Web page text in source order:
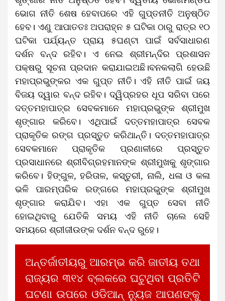
ଭୋଗ ନୀତି ଶେଷ ହେବାପରେ ଏହି ଗୁପ୍ତନୀତି ଅନୁଷ୍ଠିତ
ହେବ। ଏଣୁ ଆପାତତଃ ଅପରାହ୍ନ ୫ ଘଟିକା ଠାରୁ ରାତ୍ର ୧୦
ଘଟିକା ପର୍ଯ୍ୟନ୍ତ ପ୍ରାୟ ୫ଘଣ୍ଟା ପାଇଁ ସର୍ବସାଧାରଣ
ଦର୍ଶନ ବନ୍ଦ ରହିବ। ଏ ନେଇ ଶ୍ରୀମନ୍ଦିର ପ୍ରଶାସନ
ପକ୍ଷରୁ ସୂଚନା ପ୍ରଦାନ କରାଯାଇଅଛି।ବନକଲାଗି ହେଉଛି
ମହାପ୍ରଭୁଙ୍କର ଏକ ଗୁପ୍ତ ନୀତି। ଏହି ନୀତି ପାଇଁ ଜୟ
ବିଜୟ ଦ୍ୱାର ବନ୍ଦ ରହିବ। ଦ୍ୱିପ୍ରହର ଧୂପ ସରିବା ପରେ
ଦତ୍ତମହାପାତ୍ର ସେବକମାନେ ମହାପ୍ରଭୁଙ୍କ ଶ୍ରୀମୁଖ
ଶୃଙ୍ଗାର କରିବେ। ଏଥିପାଇଁ ଦତ୍ତମହାପାତ୍ର ସେବକ
ପ୍ରାକୃତିକ ରଙ୍ଗ ପ୍ରସ୍ତୁତ କରିଥାନ୍ତି। ଦତ୍ତମହାପାତ୍ର
ସେବକମାନେ ପ୍ରାକୃତିକ ପ୍ରଣାଳୀରେ ପ୍ରସ୍ତୁତ
ପ୍ରସାଧାନରେ ଶ୍ରୀବିଗ୍ରହମାନଙ୍କ ଶ୍ରୀମୁଖକୁ ଶୃଙ୍ଗାର
କରିବେ। ହିଙ୍ଗୁଳ, ହରିତାଳ, କସ୍ତୁରୀ, ନାଲି, ଧଳା ଓ କଳା
ଭଳି ପାରମ୍ପରିକ ରଙ୍ଗରେ ମହାପ୍ରଭୁଙ୍କ ଶ୍ରୀମୁଖ
ଶୃଙ୍ଗାର କରାଯିବ। ଏହା ଏକ ଗୁପ୍ତ ସେବା ନୀତି
ହୋଇଥିବାରୁ ଯେତିକି ସମୟ ଏହି ନୀତି ଚାଲେ ସେହି
ସମୟରେ ଶ୍ରୀଜୀଉଙ୍କ ଦର୍ଶନ ବନ୍ଦ ରୁହେ।
ଅନ୍ତର୍ଜାତୀୟରୁ ଆରମ୍ଭ କରି ଜାତୀୟ ତଥା
ରାଜ୍ୟର ୩୧୪ ବ୍ଲକରେ ଘଟୁଥିବା ପ୍ରତିଟି
ଘଟଣା ଉପରେ ଓଡିଆନ୍ ନ୍ୟୁଜ ଆପଣଙ୍କୁ